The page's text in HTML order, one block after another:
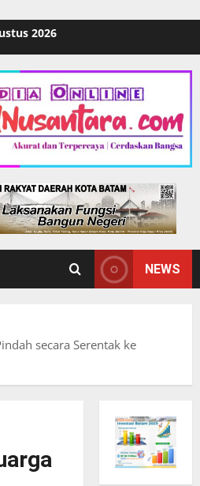
2026
NEWS
secara Serentak ke